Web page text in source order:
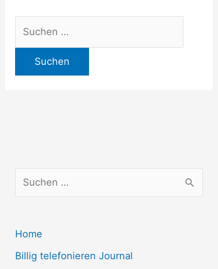
nach:
u
h
e
Home
Billig telefonieren Journal